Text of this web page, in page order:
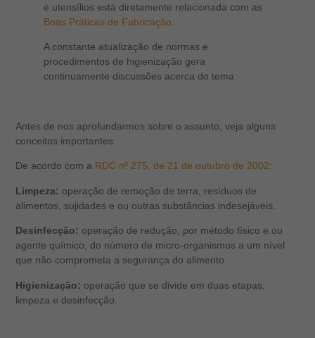
e utensílios está diretamente relacionada com as
Boas Práticas de Fabricação
A constante atualização de normas e
procedimentos de higienização gera
continuamente discussões acerca do tema.
Antes de nos aprofundarmos sobre o assunto, veja alguns
conceitos importantes:
De acordo com a RDC nº 275, de 21 de outubro de 2002:
Limpeza: operação de remoção de terra, resíduos de
alimentos, sujidades e ou outras substâncias indesejáveis.
Desinfecção: operação de redução, por método físico e ou
agente químico, do número de micro-organismos a um nível
que não comprometa a segurança do alimento.
Higienização: operação que se divide em duas etapas,
limpeza e desinfecção.